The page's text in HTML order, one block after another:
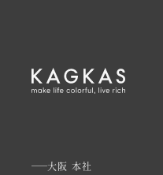
大阪 本社